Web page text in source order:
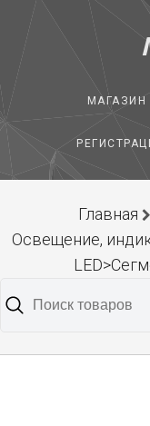
МАГАЗИН
Главная
Освещение,